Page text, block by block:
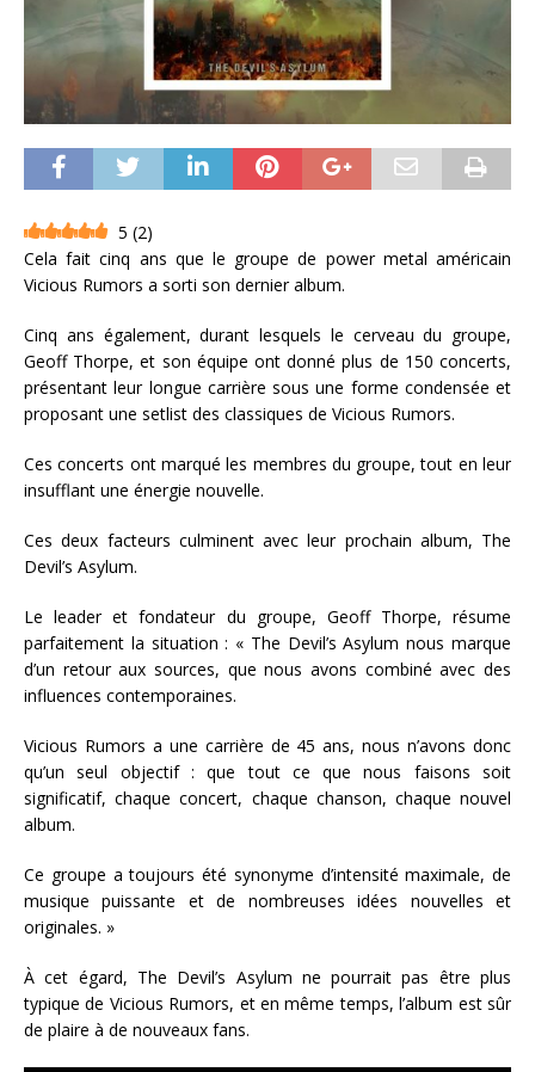
5 (2)
Cela fait cinq ans que le groupe de power metal américain
Vicious Rumors a sorti son dernier album.
Cinq ans également, durant lesquels le cerveau du groupe,
Geoff Thorpe, et son équipe ont donné plus de 150 concerts,
présentant leur longue carrière sous une forme condensée et
proposant une setlist des classiques de Vicious Rumors.
Ces concerts ont marqué les membres du groupe, tout en leur
insufflant une énergie nouvelle.
Ces deux facteurs culminent avec leur prochain album, The
Devil’s Asylum.
Le leader et fondateur du groupe, Geoff Thorpe, résume
parfaitement la situation : « The Devil’s Asylum nous marque
d’un retour aux sources, que nous avons combiné avec des
influences contemporaines.
Vicious Rumors a une carrière de 45 ans, nous n’avons donc
qu’un seul objectif : que tout ce que nous faisons soit
significatif, chaque concert, chaque chanson, chaque nouvel
album.
Ce groupe a toujours été synonyme d’intensité maximale, de
musique puissante et de nombreuses idées nouvelles et
originales. »
À cet égard, The Devil’s Asylum ne pourrait pas être plus
typique de Vicious Rumors, et en même temps, l’album est sûr
de plaire à de nouveaux fans.